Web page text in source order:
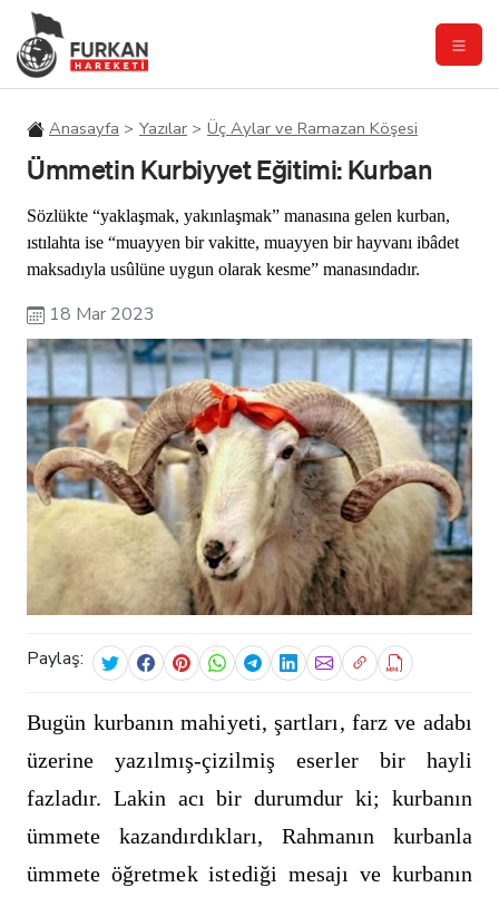
Anasayfa Yazılar Üç Aylar ve Ramazan Köşesi
Ümmetin Kurbiyyet Eğitimi: Kurban
Sözlükte “yaklaşmak, yakınlaşmak” manasına gelen kurban,
ıstılahta ise “muayyen bir vakitte, muayyen bir hayvanı ibâdet
maksadıyla usûlüne uygun olarak kesme” manasındadır.
18 Mar 2023
Paylaş:
Bugün kurbanın mahiyeti, şartları, farz ve adabı
üzerine yazılmış-çizilmiş eserler bir hayli
fazladır. Lakin acı bir durumdur ki; kurbanın
ümmete kazandırdıkları, Rahmanın kurbanla
ümmete öğretmek istediği mesajı ve kurbanın